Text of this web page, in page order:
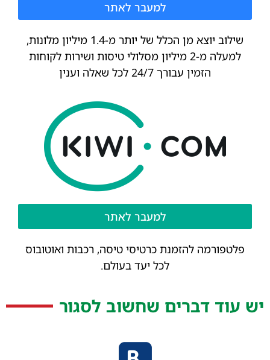
למעבר לאתר
שילוב יוצא מן הכלל של יותר מ-1.4 מיליון מלונות,
למעלה מ-2 מיליון מסלולי טיסות ושירות לקוחות
הזמין עבורך 24/7 לכל שאלה וענין
למעבר לאתר
פלטפורמה להזמנת כרטיסי טיסה, רכבות ואוטובוס
לכל יעד בעולם.
יש עוד דברים שחשוב לסגור